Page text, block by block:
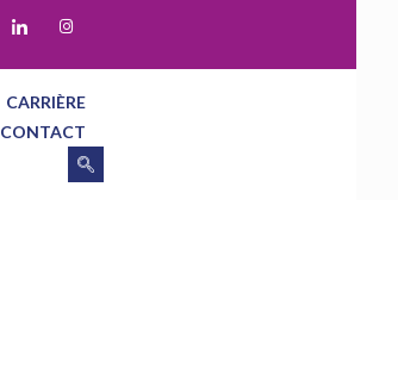
CARRIÈRE
CONTACT